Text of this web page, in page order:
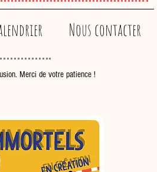
Nous contacter
Merci de votre patience !